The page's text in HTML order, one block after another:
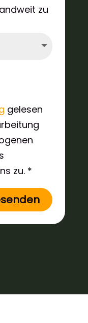
zu
gelesen
zu. *